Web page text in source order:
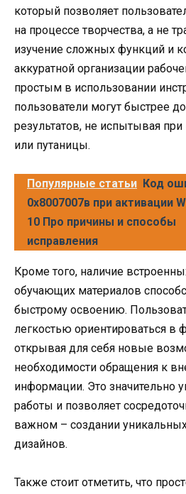
который позволяет
на процессе творчества, а не
изучение сложных функций и
аккуратной организации
простым в использовании
пользователи могут быстрее
результатов, не испытывая
или путаницы.
Популярные статьи Код
0x8007007в при активации
10 Про причины и способы
исправления
Кроме того, наличие
обучающих материалов
быстрому освоению.
легкостью ориентироваться в
открывая для себя новые
необходимости обращения к
информации. Это значительно
работы и позволяет
важном – создании
дизайнов.
Также стоит отметить, что